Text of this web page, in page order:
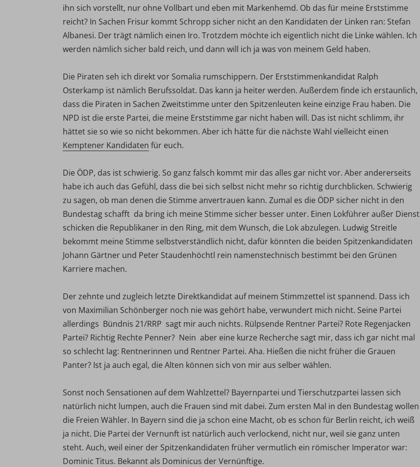
ihn sich vorstellt, nur ohne Vollbart und eben mit Markenhemd. Ob das für meine Erststimme
reicht? In Sachen Frisur kommt Schropp sicher nicht an den Kandidaten der Linken ran: Stefan
Albanesi. Der trägt nämlich einen Iro. Trotzdem möchte ich eigentlich nicht die Linke wählen. Ich
werden nämlich sicher bald reich, und dann will ich ja was von meinem Geld haben.
Die Piraten seh ich direkt vor Somalia rumschippern. Der Erststimmenkandidat Ralph
Osterkamp ist nämlich Berufssoldat. Das kann ja heiter werden. Außerdem finde ich erstaunlich,
dass die Piraten in Sachen Zweitstimme unter den Spitzenleuten keine einzige Frau haben. Die
NPD ist die erste Partei, die meine Erststimme gar nicht haben will. Das ist nicht schlimm, ihr
hättet sie so wie so nicht bekommen. Aber ich hätte für die nächste Wahl vielleicht einen
Kemptener Kandidaten für euch.
Die ÖDP, das ist schwierig. So ganz falsch kommt mir das alles gar nicht vor. Aber andererseits
habe ich auch das Gefühl, dass die bei sich selbst nicht mehr so richtig durchblicken. Schwierig
zu sagen, ob man denen die Stimme anvertrauen kann. Zumal es die ÖDP sicher nicht in den
Bundestag schafft  da bring ich meine Stimme sicher besser unter. Einen Lokführer außer Dienst
schicken die Republikaner in den Ring, mit dem Wunsch, die Lok abzulegen. Ludwig Streitle
bekommt meine Stimme selbstverständlich nicht, dafür könnten die beiden Spitzenkandidaten
Johann Gärtner und Peter Staudenhöchtl rein namenstechnisch bestimmt bei den Grünen
Karriere machen.
Der zehnte und zugleich letzte Direktkandidat auf meinem Stimmzettel ist spannend. Dass ich
von Maximilian Schönberger noch nie was gehört habe, verwundert mich nicht. Seine Partei
allerdings  Bündnis 21/RRP  sagt mir auch nichts. Rülpsende Rentner Partei? Rote Regenjacken
Partei? Richtig Rechte Penner? Nein  aber eine kurze Recherche sagt mir, dass ich gar nicht mal
so schlecht lag: Rentnerinnen und Rentner Partei. Aha. Hießen die nicht früher die Grauen
Panter? Ist ja auch egal, die Alten können sich von mir aus selber wählen.
Sonst noch Sensationen auf dem Wahlzettel? Bayernpartei und Tierschutzpartei lassen sich
natürlich nicht lumpen, auch die Frauen sind mit dabei. Zum ersten Mal in den Bundestag wollen
die Freien Wähler. In Bayern sind die ja schon eine Macht, ob es schon für Berlin reicht, ich weiß
ja nicht. Die Partei der Vernunft ist natürlich auch verlockend, nicht nur, weil sie ganz unten
steht. Auch, weil einer der Spitzenkandidaten früher vermutlich ein römischer Imperator war:
Dominic Titus. Bekannt als Dominicus der Vernünftige.